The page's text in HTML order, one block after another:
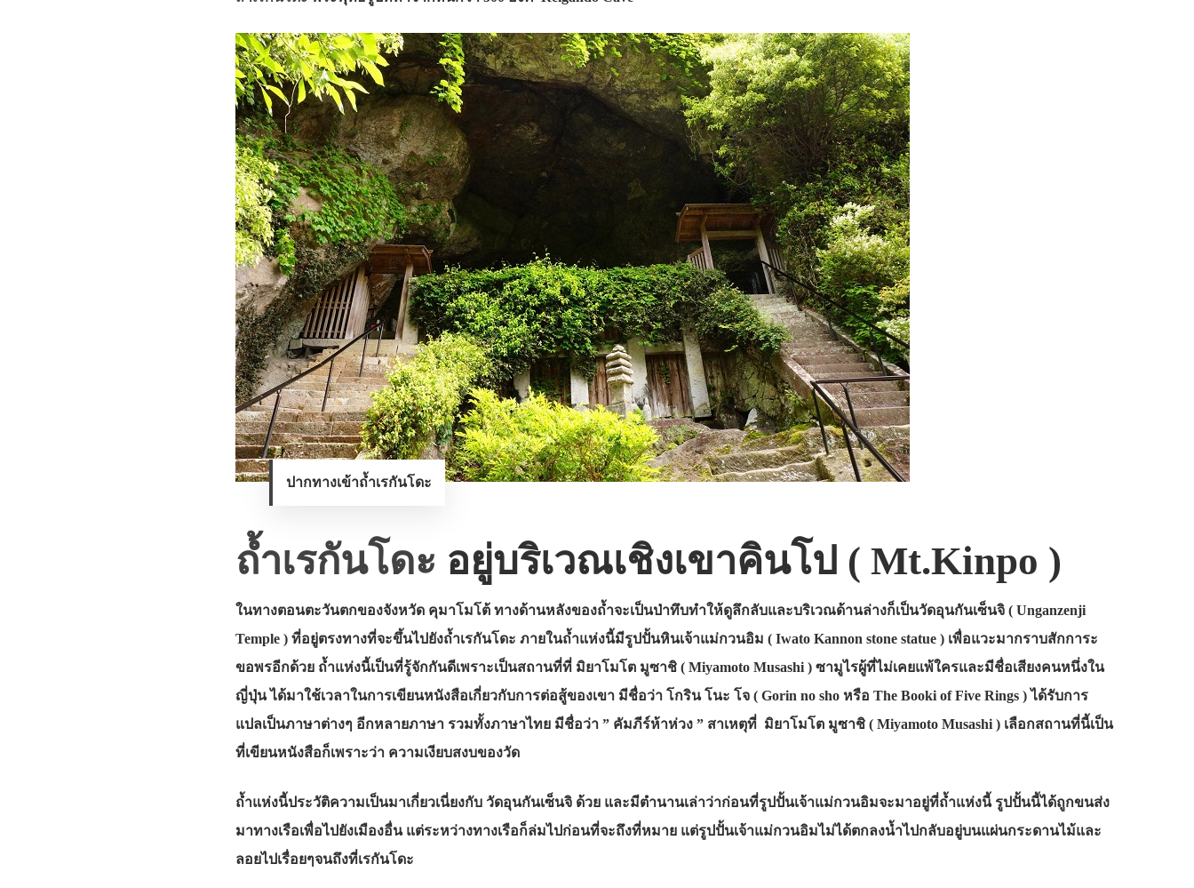
ปากทางเข้าถ้ำเรกันโดะ
ถ้ำเรกันโดะ อยู่บริเวณเชิงเขาคินโป ( Mt.Kinpo )
ในทางตอนตะวันตกของจังหวัด คุมาโมโต้ ทางด้านหลังของถ้ำจะเป็นป่าทึบทำให้ดูลึกลับและบริเวณด้านล่างก็เป็นวัดอุนกันเซ็นจิ ( Unganzenji
Temple ) ที่อยู่ตรงทางที่จะขึ้นไปยังถ้ำเรกันโดะ ภายในถ้ำแห่งนี้มีรูปปั้นหินเจ้าแม่กวนอิม ( Iwato Kannon stone statue ) เพื่อแวะมากราบสักการะ
ขอพรอีกด้วย ถ้ำแห่งนี้เป็นที่รู้จักกันดีเพราะเป็นสถานที่ที่ มิยาโมโต มูซาชิ ( Miyamoto Musashi ) ซามูไรผู้ที่ไม่เคยแพ้ใครและมีชื่อเสียงคนหนึ่งใน
ญี่ปุ่น ได้มาใช้เวลาในการเขียนหนังสือเกี่ยวกับการต่อสู้ของเขา มีชื่อว่า โกริน โนะ โจ ( Gorin no sho หรือ The Booki of Five Rings ) ได้รับการ
แปลเป็นภาษาต่างๆ อีกหลายภาษา รวมทั้งภาษาไทย มีชื่อว่า ” คัมภีร์ห้าห่วง ” สาเหตุที่ มิยาโมโต มูซาชิ ( Miyamoto Musashi ) เลือกสถานที่นี้เป็น
ที่เขียนหนังสือก็เพราะว่า ความเงียบสงบของวัด
ถ้ำแห่งนี้ประวัติความเป็นมาเกี่ยวเนี่ยงกับ วัดอุนกันเซ็นจิ ด้วย และมีตำนานเล่าว่าก่อนที่รูปปั้นเจ้าแม่กวนอิมจะมาอยู่ที่ถ้ำแห่งนี้ รูปปั้นนี้ได้ถูกขนส่ง
มาทางเรือเพื่อไปยังเมืองอื่น แต่ระหว่างทางเรือก็ล่มไปก่อนที่จะถึงที่หมาย แต่รูปปั้นเจ้าแม่กวนอิมไม่ได้ตกลงน้ำไปกลับอยู่บนแผ่นกระดานไม้และ
ลอยไปเรื่อยๆจนถึงที่เรกันโดะ